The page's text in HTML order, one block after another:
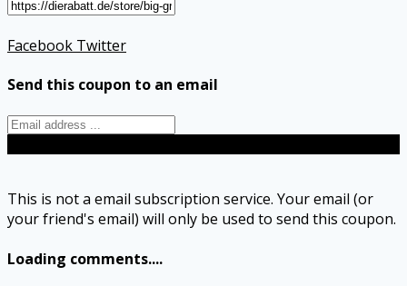
Facebook Twitter
Send this coupon to an email
This is not a email subscription service. Your email (or
your friend's email) will only be used to send this coupon.
Loading comments....